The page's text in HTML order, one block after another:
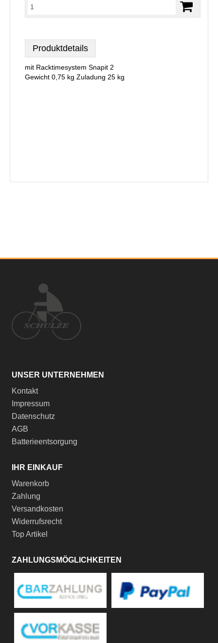
Produktdetails
mit Racktimesystem Snapit 2
Gewicht 0,75 kg Zuladung 25 kg
UNSER UNTERNEHMEN
Kontakt
Impressum
Datenschutz
AGB
Batterieentsorgung
IHR EINKAUF
Warenkorb
Zahlung
Versandkosten
Widerrufsrecht
Top Artikel
ZAHLUNGSMÖGLICHKEITEN